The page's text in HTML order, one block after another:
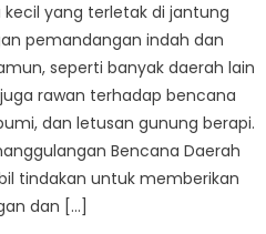
Bencana
yang terletak di jantung
pemandangan indah dan
seperti banyak daerah lain
rawan terhadap bencana
dan letusan gunung berapi.
Bencana Daerah
tindakan untuk memberikan
dan […]